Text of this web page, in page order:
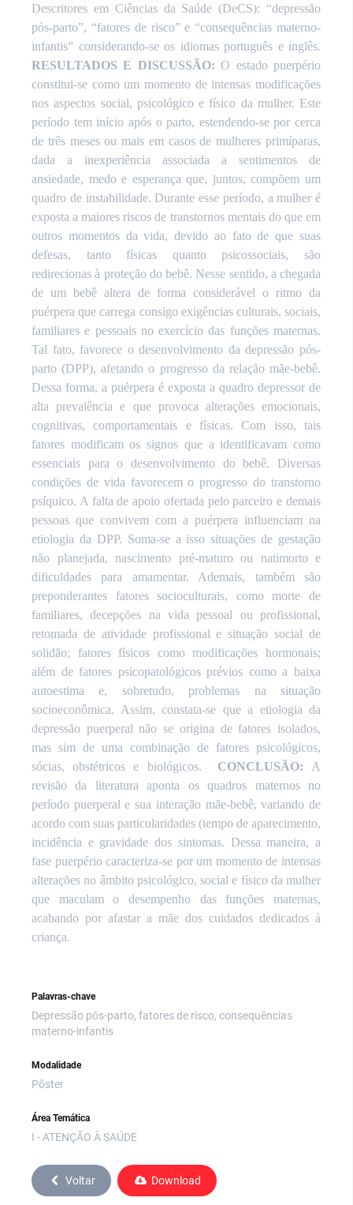
Descritores em Ciências da Saúde (DeCS): “depressão
pós-parto”, “fatores de risco” e “consequências materno-
infantis” considerando-se os idiomas português e inglês.
RESULTADOS E DISCUSSÃO:O estado puerpério
constitui-se como um momento de intensas modificações
nos aspectos social, psicológico e físico da mulher. Este
período tem início após o parto, estendendo-se por cerca
de três meses ou mais em casos de mulheres primíparas,
dada a inexperiência associada a sentimentos de
ansiedade, medo e esperança que, juntos, compõem um
quadro de instabilidade. Durante esse período, a mulher é
exposta a maiores riscos de transtornos mentais do que em
outros momentos da vida, devido ao fato de que suas
defesas, tanto físicas quanto psicossociais, são
redirecionas à proteção do bebê. Nesse sentido, a chegada
de um bebê altera de forma considerável o ritmo da
puérpera que carrega consigo exigências culturais, sociais,
familiares e pessoais no exercício das funções maternas.
Tal fato, favorece o desenvolvimento da depressão pós-
parto (DPP), afetando o progresso da relação mãe-bebê.
Dessa forma, a puérpera é exposta a quadro depressor de
alta prevalência e que provoca alterações emocionais,
cognitivas, comportamentais e físicas. Com isso, tais
fatores modificam os signos que a identificavam como
essenciais para o desenvolvimento do bebê. Diversas
condições de vida favorecem o progresso do transtorno
psíquico. A falta de apoio ofertada pelo parceiro e demais
pessoas que convivem com a puérpera influenciam na
etiologia da DPP. Soma-se a isso situações de gestação
não planejada, nascimento pré-maturo ou natimorto e
dificuldades para amamentar. Ademais, também são
preponderantes fatores socioculturais, como morte de
familiares, decepções na vida pessoal ou profissional,
retomada de atividade profissional e situação social de
solidão; fatores físicos como modificações hormonais;
além de fatores psicopatológicos prévios como a baixa
autoestima e, sobretudo, problemas na situação
socioeconômica. Assim, constata-se que a etiologia da
depressão puerperal não se origina de fatores isolados,
mas sim de uma combinação de fatores psicológicos,
sócias, obstétricos e biológicos.
CONCLUSÃO: A
revisão da literatura aponta os quadros maternos no
período puerperal e sua interação mãe-bebê, variando de
acordo com suas particularidades (tempo de aparecimento,
incidência e gravidade dos sintomas. Dessa maneira, a
fase puerpério caracteriza-se por um momento de intensas
alterações no âmbito psicológico, social e físico da mulher
que maculam o desempenho das funções maternas,
acabando por afastar a mãe dos cuidados dedicados à
criança.
Palavras-chave
Depressão pós-parto, fatores de risco, consequências
materno-infantis
Modalidade
Pôster
Área Temática
I - ATENÇÃO À SAÚDE
Voltar Download